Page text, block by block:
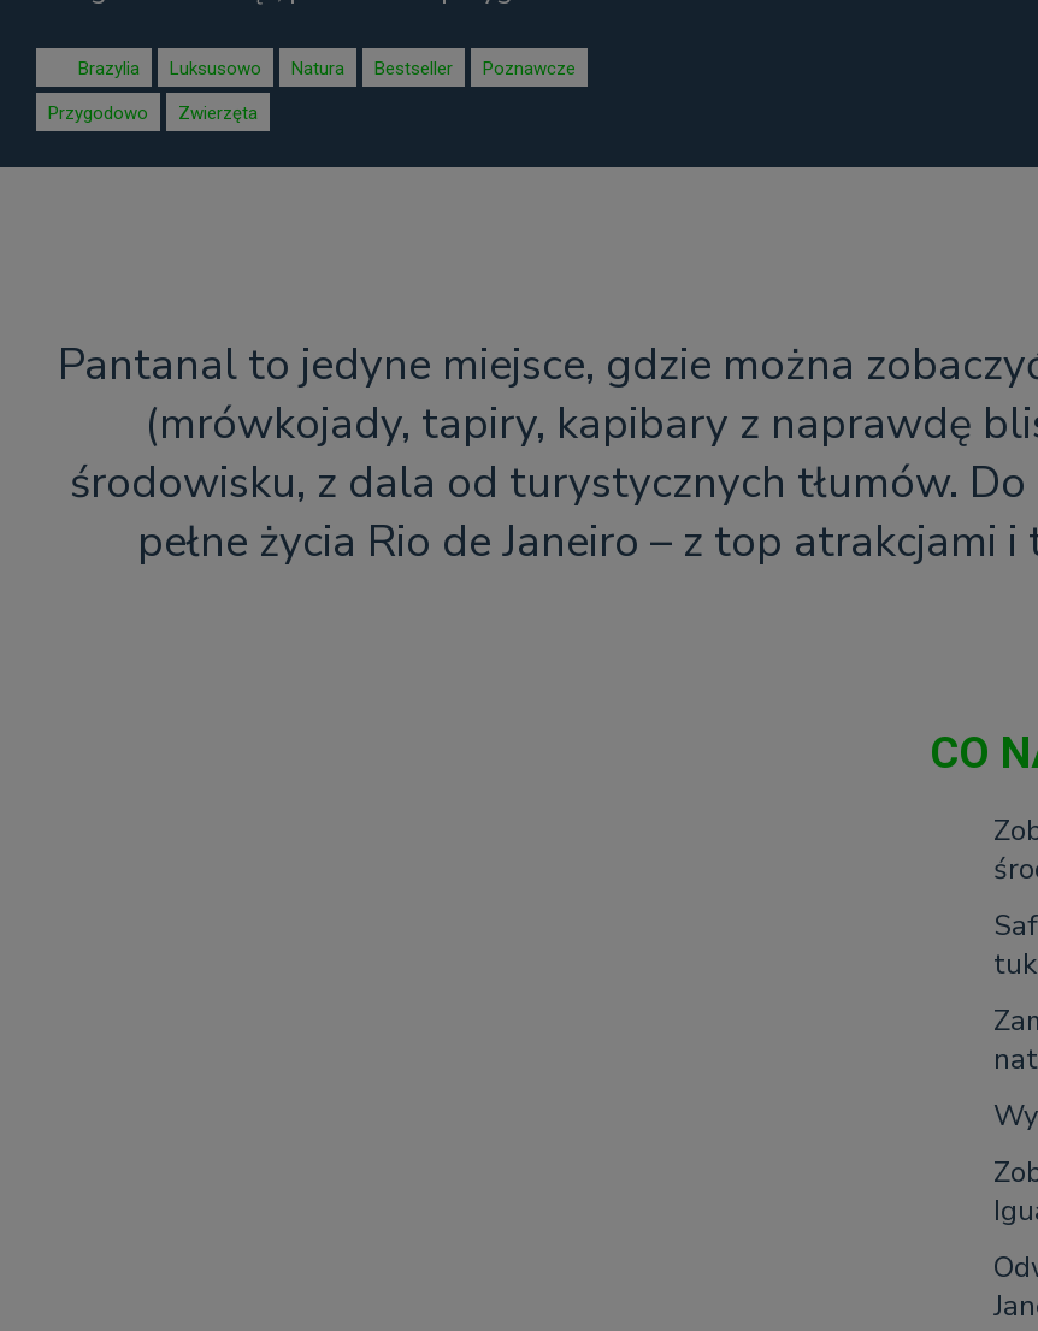
Brazylia Luksusowo Natura Bestseller Poznawcze
Przygodowo Zwierzęta
Pantanal to jedyne miejsce, gdzie można
(mrówkojady, tapiry, kapibary z naprawdę
środowisku, z dala od turystycznych tłumów.
pełne życia Rio de Janeiro – z top atrakcjami
CO